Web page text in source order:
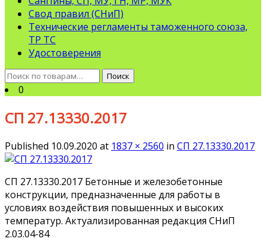
Свод правил (СНиП)
Технические регламенты таможенного союза,
ТР ТС
Удостоверения
Искать:
Поиск
0
СП 27.13330.2017
Published 10.09.2020 at 1837 × 2560 in СП 27.13330.2017
СП 27.13330.2017 Бетонные и железобетонные
конструкции, предназначенные для работы в
условиях воздействия повышенных и высоких
температур. Актуализированная редакция СНиП
2.03.04-84